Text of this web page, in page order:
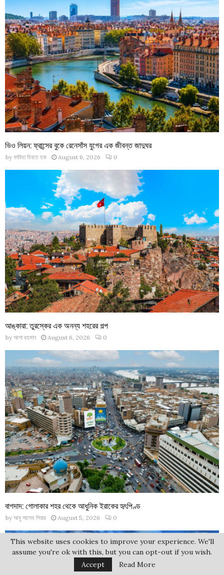
ভিও লিয়ন: ফ্রান্সের বুকে রেনেসাঁস যুগের এক জীবন্ত জাদুঘর
by ফাবিহা বিনতে হক August 6, 2026 0
আঙ্কারা: তুরস্কের এক অনন্য শহরের গল্প
by আশা রহমান August 6, 2026 0
বাগদাদ: গোলাকার শহর থেকে আধুনিক ইরাকের হৃৎপিণ্ড
by আবু সালেহ পিয়ার August 5, 2026 0
This website uses cookies to improve your experience. We'll
assume you're ok with this, but you can opt-out if you wish.
Accept
Read More